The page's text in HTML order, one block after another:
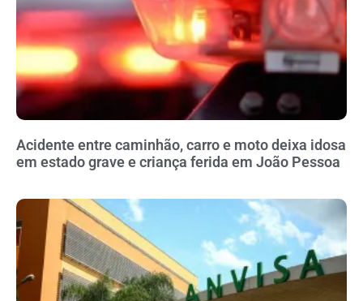
Acidente entre caminhão, carro e moto deixa idosa
em estado grave e criança ferida em João Pessoa